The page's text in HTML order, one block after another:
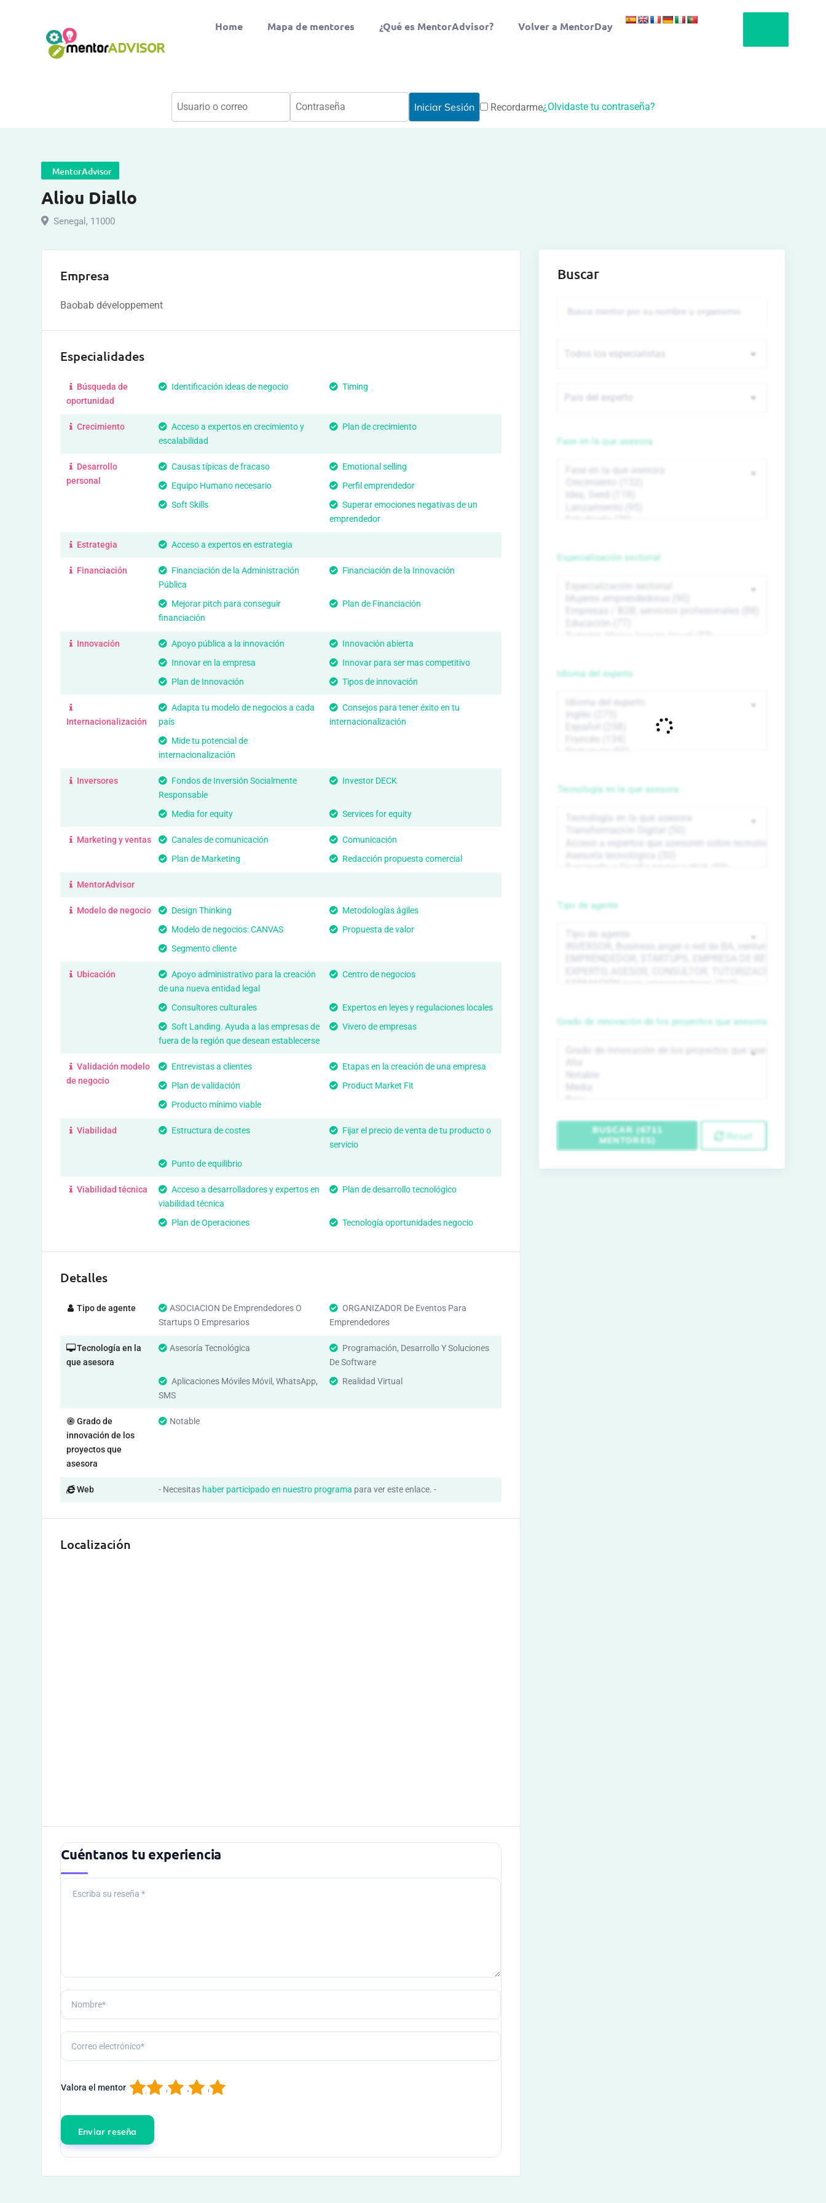
Home Mapa de mentores ¿Qué es MentorAdvisor? Volver a MentorDay
Recordarme¿Olvidaste tu contraseña?
MentorAdvisor
Aliou Diallo
Senegal , 11000
Empresa
Baobab développement
Especialidades
Búsqueda de
oportunidad
Identificación ideas de negocio Timing
Crecimiento
Acceso a expertos en crecimiento y
escalabilidad
Plan de crecimiento
Desarrollo
personal
Causas típicas de fracaso
Emotional selling
Equipo Humano necesario
Perfil emprendedor
Soft Skills
Superar emociones negativas de un
emprendedor
Estrategia Acceso a expertos en estrategia
Financiación
Financiación de la Administración
Pública
Financiación de la Innovación
Mejorar pitch para conseguir
financiación
Plan de Financiación
Innovación Apoyo pública a la innovación
Innovación abierta
Innovar en la empresa
Innovar para ser mas competitivo
Plan de Innovación
Tipos de innovación
Internacionalización
Adapta tu modelo de negocios a cada
país
Consejos para tener éxito en tu
internacionalización
Mide tu potencial de
internacionalización
Inversores
Fondos de Inversión Socialmente
Responsable
Investor DECK
Media for equity Services for equity
Marketing y ventas Canales de comunicación
Comunicación
Plan de Marketing
Redacción propuesta comercial
MentorAdvisor
Modelo de negocio Design Thinking
Metodologías ágiles
Modelo de negocios: CANVAS
Propuesta de valor
Segmento cliente
Ubicación
Apoyo administrativo para la creación
de una nueva entidad legal
Centro de negocios
Consultores culturales
Expertos en leyes y regulaciones locales
Soft Landing. Ayuda a las empresas de
fuera de la región que desean establecerse
Vivero de empresas
Validación modelo
de negocio
Entrevistas a clientes
Etapas en la creación de una empresa
Plan de validación
Product Market Fit
Producto mínimo viable
Viabilidad Estructura de costes
Fijar el precio de venta de tu producto o
servicio
Punto de equilibrio
Viabilidad técnica
Acceso a desarrolladores y expertos en
viabilidad técnica
Plan de desarrollo tecnológico
Plan de Operaciones Tecnología oportunidades negocio
Detalles
Tipo de agente
ASOCIACION De Emprendedores O
Startups O Empresarios
ORGANIZADOR De Eventos Para
Emprendedores
Tecnología en la
que asesora
Asesoría Tecnológica
Programación, Desarrollo Y Soluciones
De Software
Aplicaciones Móviles Móvil, WhatsApp,
SMS
Realidad Virtual
Grado de
innovación de los
proyectos que
asesora
Notable
Web - Necesitas haber participado en nuestro programa para ver este enlace. -
Localización
Cuéntanos tu experiencia
Valora el mentor 5
4
3
2
1
Buscar
Fase en la que asesora
Especialización sectorial
Idioma del experto
Tecnología en la que asesora
Tipo de agente
Grado de innovación de los proyectos que asesora
BUSCAR (6711
MENTORES)
Reset